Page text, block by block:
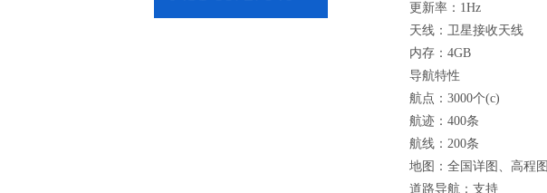
更新率：1Hz
天线：卫星接收天线
内存：4GB
导航特性
航点：3000个(c)
航迹：400条
航线：200条
地图：全国详图、高程图
道路导航：支持